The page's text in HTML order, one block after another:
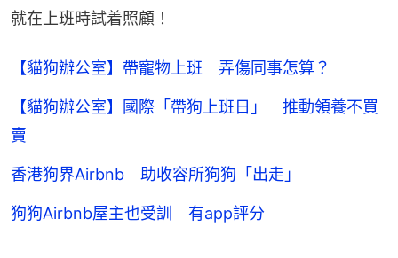
就在上班時試着照顧！
【貓狗辦公室】帶寵物上班 弄傷同事怎算？
【貓狗辦公室】國際「帶狗上班日」 推動領養不買
賣
香港狗界Airbnb 助收容所狗狗「出走」
狗狗Airbnb屋主也受訓 有app評分